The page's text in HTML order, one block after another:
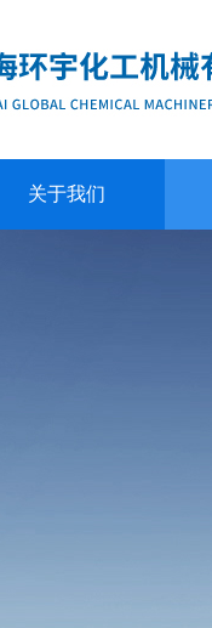
关于我们